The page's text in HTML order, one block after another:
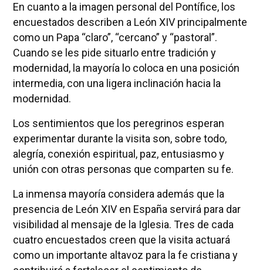
En cuanto a la imagen personal del Pontífice, los
encuestados describen a León XIV principalmente
como un Papa “claro”, “cercano” y “pastoral”.
Cuando se les pide situarlo entre tradición y
modernidad, la mayoría lo coloca en una posición
intermedia, con una ligera inclinación hacia la
modernidad.
Los sentimientos que los peregrinos esperan
experimentar durante la visita son, sobre todo,
alegría, conexión espiritual, paz, entusiasmo y
unión con otras personas que comparten su fe.
La inmensa mayoría considera además que la
presencia de León XIV en España servirá para dar
visibilidad al mensaje de la Iglesia. Tres de cada
cuatro encuestados creen que la visita actuará
como un importante altavoz para la fe cristiana y